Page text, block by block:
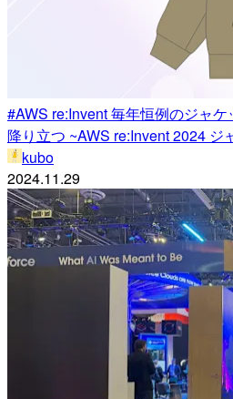
#AWS re:Invent 毎年恒例のジャ
降り立つ ~AWS re:Invent 2024 ジ
kubo
2024.11.29